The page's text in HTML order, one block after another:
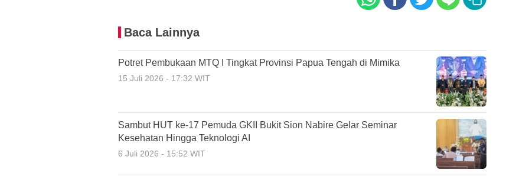
Baca Lainnya
Potret Pembukaan MTQ I Tingkat Provinsi Papua Tengah di Mimika
15 Juli 2026 - 17:32 WIT
Sambut HUT ke-17 Pemuda GKII Bukit Sion Nabire Gelar Seminar
Kesehatan Hingga Teknologi AI
6 Juli 2026 - 15:52 WIT